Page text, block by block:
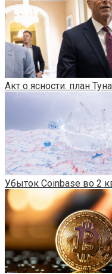
Акт о ясности: план
Убыток Coinbase во 2